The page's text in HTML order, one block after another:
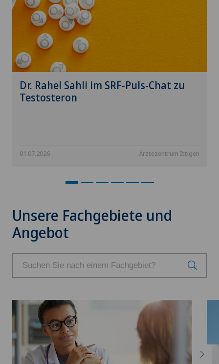
Dr. Rahel Sahli im SRF-Puls-Chat zu
Testosteron
01.07.2026 Ärztezentrum Ittigen
Unsere Fachgebiete und
Angebot